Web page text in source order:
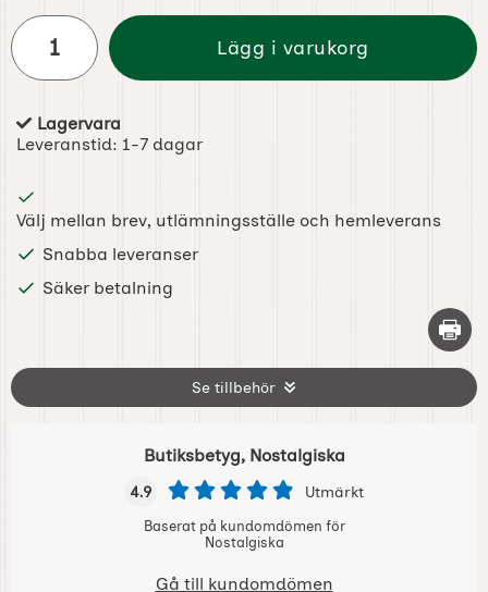
antal
Lägg i varukorg
Tillgänglighet:
Lagervara
Leveranstid: 1-7 dagar
Välj mellan brev, utlämningsställe och hemleverans
Snabba leveranser
Säker betalning
Skriv
Se tillbehör
Butiksbetyg, Nostalgiska
4.9 Utmärkt
Baserat på kundomdömen för
Nostalgiska
Gå till kundomdömen